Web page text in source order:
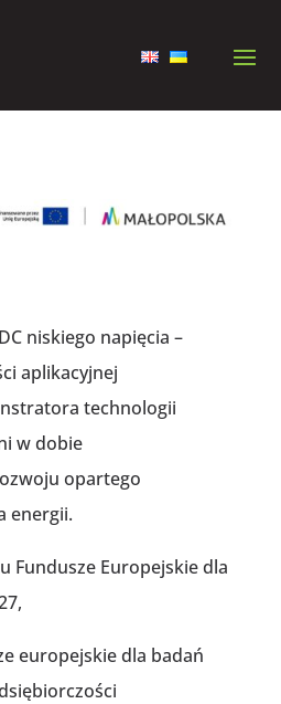
niskiego napięcia –
aplikacyjnej
technologii
w dobie
opartego
energii.
Fundusze Europejskie dla
europejskie dla badań